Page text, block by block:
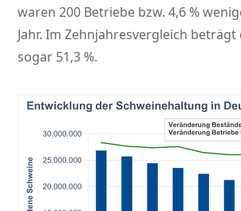
waren 200 Betriebe bzw. 4,6 %
Jahr. Im Zehnjahresvergleich
sogar 51,3 %.